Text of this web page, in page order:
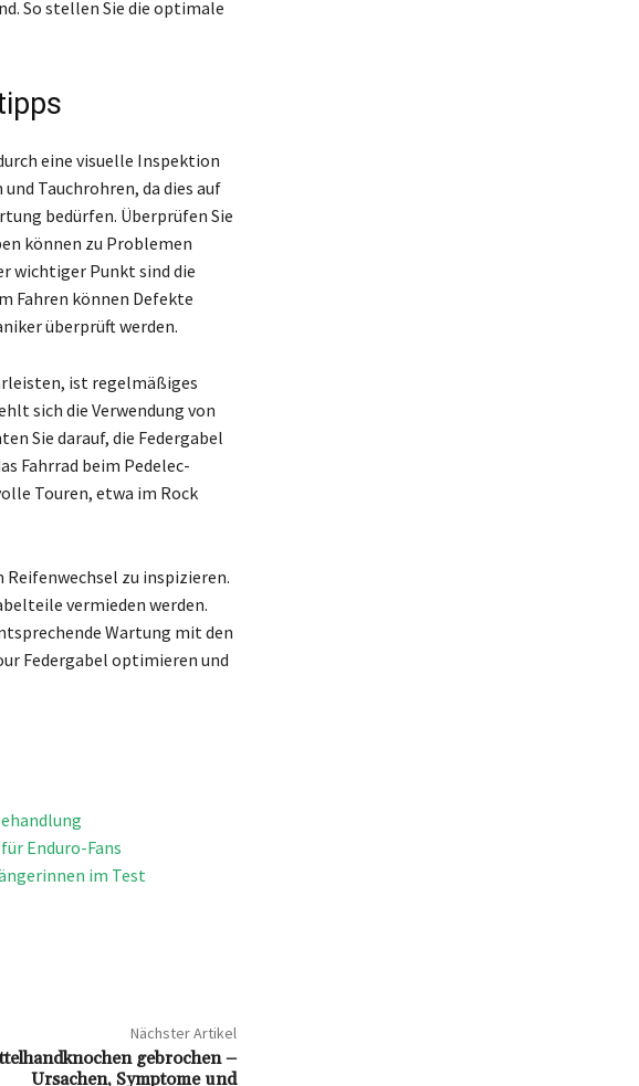
So stellen Sie die optimale
eine visuelle Inspektion
Tauchrohren, da dies auf
bedürfen. Überprüfen Sie
können zu Problemen
wichtiger Punkt sind die
Fahren können Defekte
überprüft werden.
ist regelmäßiges
sich die Verwendung von
Sie darauf, die Federgabel
Fahrrad beim Pedelec-
Touren, etwa im Rock
zu inspizieren.
vermieden werden.
Wartung mit den
Federgabel optimieren und
Enduro-Fans
im Test
Nächster Artikel
gebrochen –
Ursachen, Symptome und